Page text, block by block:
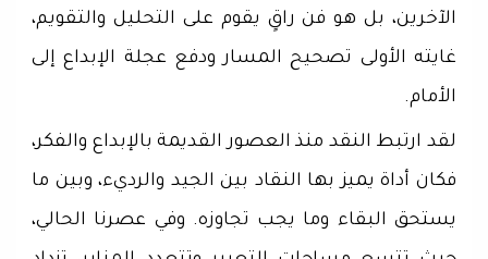
الآخرين، بل هو فن راقٍ يقوم على التحليل والتقويم،
غايته الأولى تصحيح المسار ودفع عجلة الإبداع إلى
الأمام.
لقد ارتبط النقد منذ العصور القديمة بالإبداع والفكر،
فكان أداة يميز بها النقاد بين الجيد والرديء، وبين ما
يستحق البقاء وما يجب تجاوزه. وفي عصرنا الحالي،